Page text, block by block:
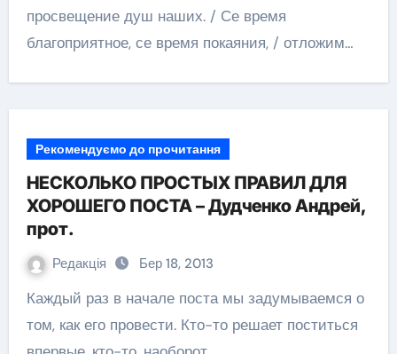
просвещение душ наших. / Се время
благоприятное, се время покаяния, / отложим…
Рекомендуємо до прочитання
НЕСКОЛЬКО ПРОСТЫХ ПРАВИЛ ДЛЯ
ХОРОШЕГО ПОСТА – Дудченко Андрей,
прот.
Редакція Бер 18, 2013
Каждый раз в начале поста мы задумываемся о
том, как его провести. Кто-то решает поститься